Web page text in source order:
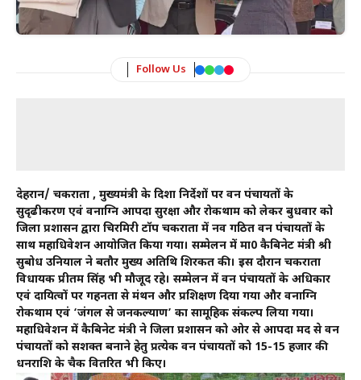
Follow Us
देहरादून/ चकराता , मुख्यमंत्री के दिशा निर्देशों पर वन पंचायतों के
सुदृढीकरण एवं वनाग्नि आपदा सुरक्षा और रोकथाम को लेकर बुधवार को
जिला प्रशासन द्वारा चिरमिरी टॉप चकराता में नव गठित वन पंचायतों के
साथ महाधिवेशन आयोजित किया गया। सम्मेलन में मा0 कैबिनेट मंत्री श्री
सुबोध उनियाल ने बतौर मुख्य अतिथि शिरकत की। इस दौरान चकराता
विधायक प्रीतम सिंह भी मौजूद रहे। सम्मेलन में वन पंचायतों के अधिकार
एवं दायित्वों पर गहनता से मंथन और प्रशिक्षण दिया गया और वनाग्नि
रोकथाम एवं ‘जंगल से जनकल्याण’ का सामूहिक संकल्प लिया गया।
महाधिवेशन में कैबिनेट मंत्री ने जिला प्रशासन को ओर से आपदा मद से वन
पंचायतों को सशक्त बनाने हेतु प्रत्येक वन पंचायतों को 15-15 हजार की
धनराशि के चैक वितरित भी किए।